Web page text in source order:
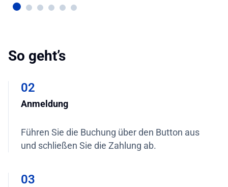
So geht’s
02
Anmeldung
Führen Sie die Buchung über den Button aus
und schließen Sie die Zahlung ab.
03